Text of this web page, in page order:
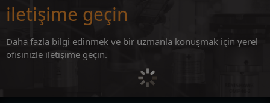
iletişime geçin
Daha fazla bilgi edinmek ve bir uzmanla konuşmak için yerel
ofisinizle iletişime geçin.